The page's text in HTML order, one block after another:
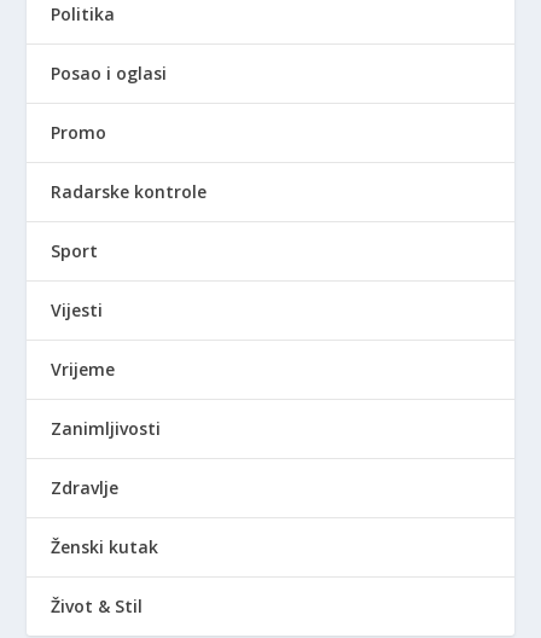
Politika
Posao i oglasi
Promo
Radarske kontrole
Sport
Vijesti
Vrijeme
Zanimljivosti
Zdravlje
Ženski kutak
Život & Stil